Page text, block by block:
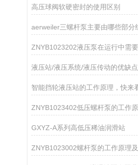
高压球阀软硬密封的使用区别
液压站/液压系统/液压传动的优缺点
GXYZ-A系列高低压稀油润滑站